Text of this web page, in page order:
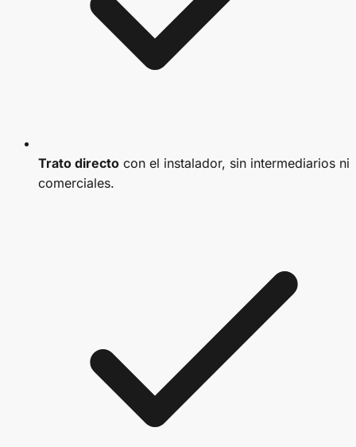
Trato directo con el instalador, sin intermediarios ni
comerciales.